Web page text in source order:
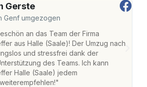
Gerste
Genf umgezogen
an das Team der Firma
aus Halle (Saale)! Der Umzug nach
und stressfrei dank der
des Teams. Ich kann
Halle (Saale) jedem